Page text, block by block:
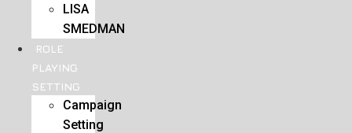
LISA
SMEDMAN
ROLE
PLAYING
SETTING
Campaign
Setting